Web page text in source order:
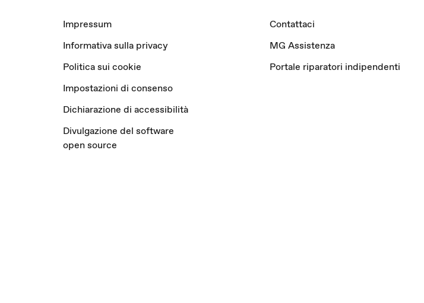
Impressum
Informativa sulla privacy
Politica sui cookie
Impostazioni di consenso
Dichiarazione di accessibilità
Divulgazione del software
open source
Contattaci
MG Assistenza
Portale riparatori indipendenti